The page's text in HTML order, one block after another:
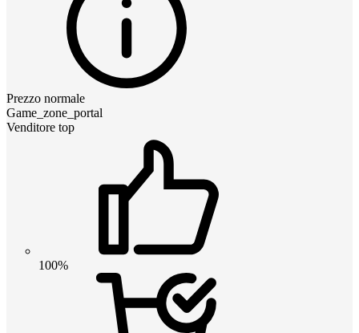
Prezzo normale
Game_zone_portal
Venditore top
100%